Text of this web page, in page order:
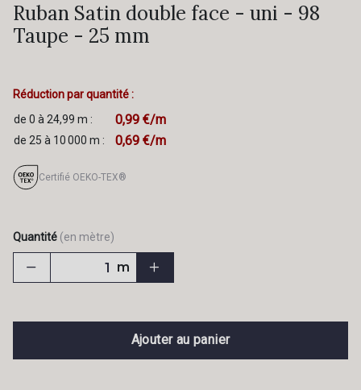
Ruban Satin double face - uni - 98
Taupe - 25 mm
Réduction par quantité :
de 0 à 24,99 m :
0,99 €/m
de 25 à 10 000 m : 0,69 €/m
Certifié OEKO-TEX®
Quantité (en mètre)
m
Ajouter au panier